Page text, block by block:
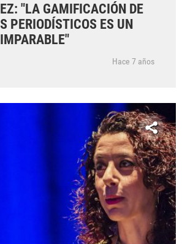
"LA GAMIFICACIÓN DE
PERIODÍSTICOS ES UN
Hace 7 años